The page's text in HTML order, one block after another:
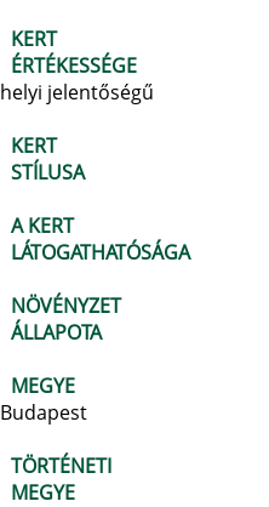
KERT
ÉRTÉKESSÉGE
helyi jelentőségű
KERT
STÍLUSA
A KERT
LÁTOGATHATÓSÁGA
NÖVÉNYZET
ÁLLAPOTA
MEGYE
Budapest
TÖRTÉNETI
MEGYE